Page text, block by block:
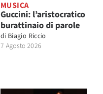
MUSICA
Guccini: l’aristocratico
burattinaio di parole
di Biagio Riccio
7 Agosto 2026